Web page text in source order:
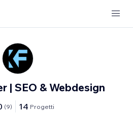
| SEO & Webdesign
(9) 14 Progetti